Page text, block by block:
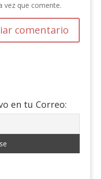
vez que comente.
en tu Correo: